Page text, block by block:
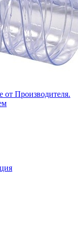
Производителя.